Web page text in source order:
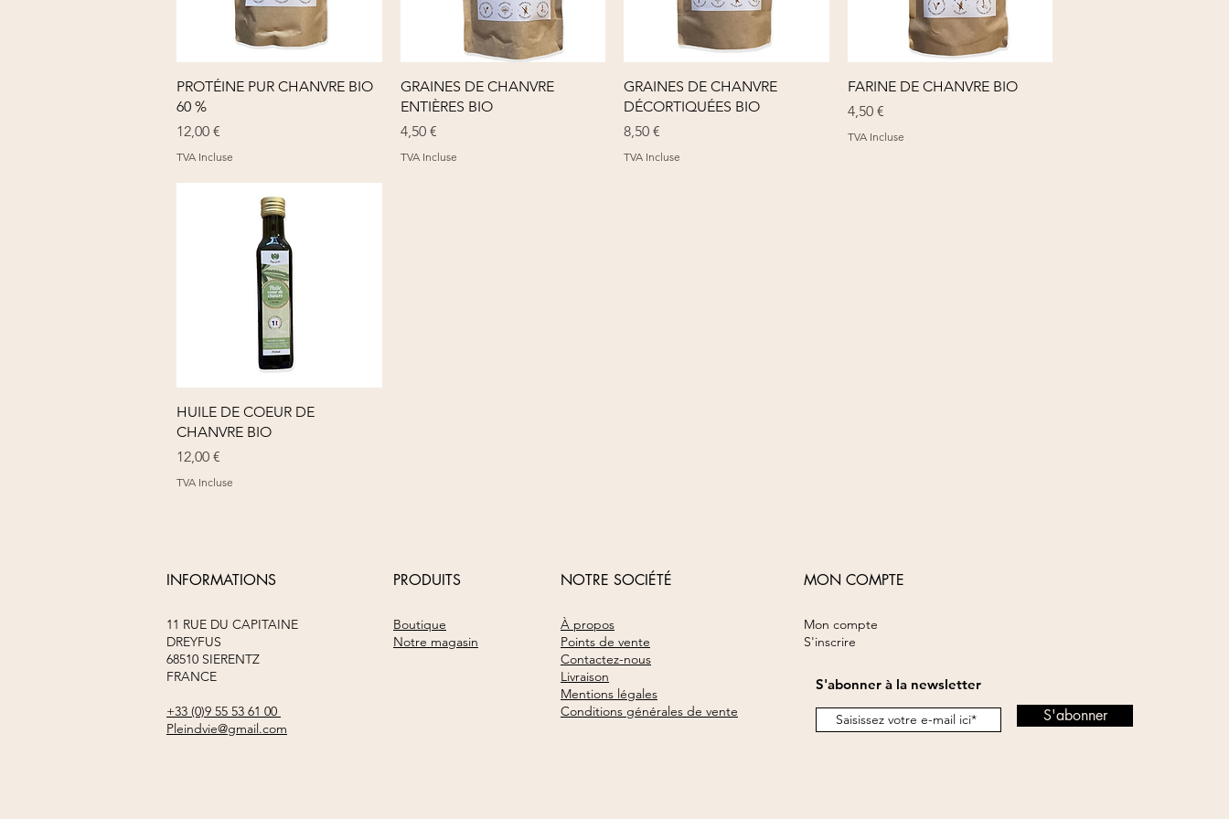
Aperçu rapide
PROTÉINE PUR CHANVRE BIO
60 %
Prix
12,00 €
TVA Incluse
Aperçu rapide
GRAINES DE CHANVRE
ENTIÈRES BIO
Prix
4,50 €
TVA Incluse
Aperçu rapide
GRAINES DE CHANVRE
DÉCORTIQUÉES BIO
Prix
8,50 €
TVA Incluse
Aperçu rapide
FARINE DE CHANVRE BIO
Prix
4,50 €
TVA Incluse
Aperçu rapide
HUILE DE COEUR DE
CHANVRE BIO
Prix
12,00 €
TVA Incluse
INFORMATIONS
11 RUE DU CAPITAINE
DREYFUS
68510 SIERENTZ
FRANCE
+33 (0)9 55 53 61 00
Pleindvie@gmail.com
PRODUITS NOTRE SOCIÉTÉ
Boutique
Notre magasin
À propos
Points de vente​
Contactez-nous
Livraison
Mentions légales
Conditions générales de vente
MON COMPTE
Mon compte
S'inscrire
S'abonner à la newsletter
S'abonner